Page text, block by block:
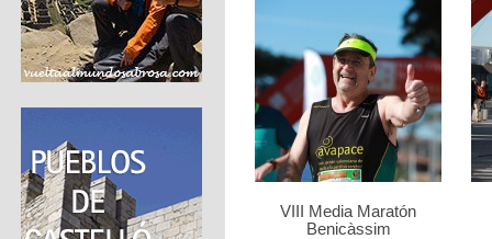
VIII Media Maratón
Benicàssim